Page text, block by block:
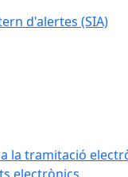
d'alertes (SIA)
la tramitació